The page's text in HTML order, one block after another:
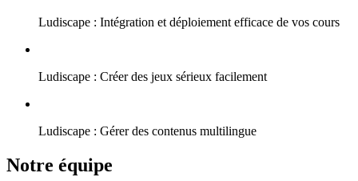
Ludiscape : Intégration et déploiement efficace de vos cours
Ludiscape : Créer des jeux sérieux facilement
Ludiscape : Gérer des contenus multilingue
Notre équipe